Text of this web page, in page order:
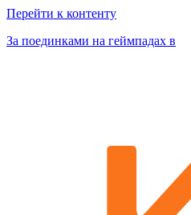
Перейти к контенту
За поединками на геймпадах в